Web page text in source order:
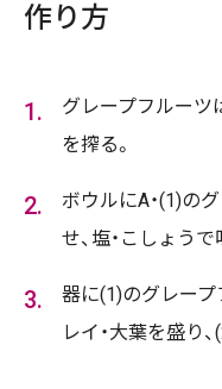
作り方
グレープフルーツ
を搾る。
ボウルにA・(1)の
せ、塩・こしょうで
器に(1)のグレープ
レイ・大葉を盛り